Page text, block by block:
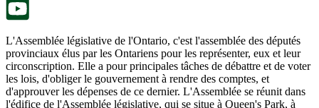
L'Assemblée législative de l'Ontario, c'est l'assemblée des députés
provinciaux élus par les Ontariens pour les représenter, eux et leur
circonscription. Elle a pour principales tâches de débattre et de voter
les lois, d'obliger le gouvernement à rendre des comptes, et
d'approuver les dépenses de ce dernier. L'Assemblée se réunit dans
l'édifice de l'Assemblée législative, qui se situe à Queen's Park, à